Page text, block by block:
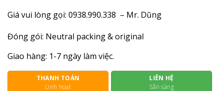
Giá vui lòng gọi: 0938.990.338 – Mr. Dũng
Đóng gói: Neutral packing & original
Giao hàng: 1-7 ngày làm việc.
THANH TOÁN
Linh hoạt
LIÊN HỆ
Sẵn sàng